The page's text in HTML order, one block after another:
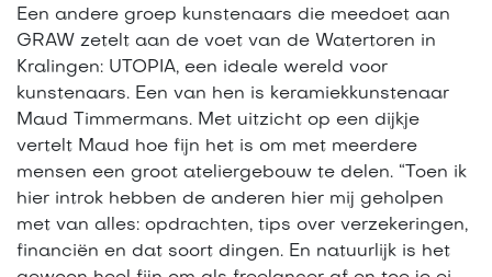
Een andere groep kunstenaars die meedoet aan
GRAW zetelt aan de voet van de Watertoren in
Kralingen: UTOPIA, een ideale wereld voor
kunstenaars. Een van hen is keramiekkunstenaar
Maud Timmermans. Met uitzicht op een dijkje
vertelt Maud hoe fijn het is om met meerdere
mensen een groot ateliergebouw te delen. “Toen ik
hier introk hebben de anderen hier mij geholpen
met van alles: opdrachten, tips over verzekeringen,
financiën en dat soort dingen. En natuurlijk is het